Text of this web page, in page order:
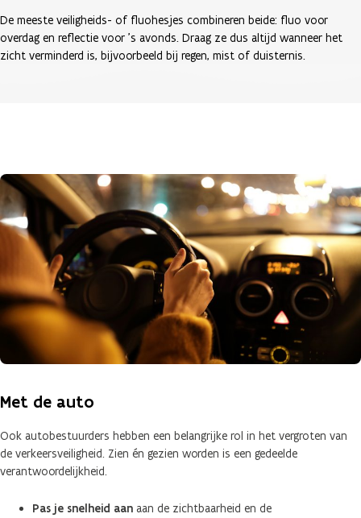
De meeste veiligheids- of fluohesjes combineren beide: fluo voor
overdag en reflectie voor ’s avonds. Draag ze dus altijd wanneer het
zicht verminderd is, bijvoorbeeld bij regen, mist of duisternis.
Met de auto
Ook autobestuurders hebben een belangrijke rol in het vergroten van
de verkeersveiligheid. Zien én gezien worden is een gedeelde
verantwoordelijkheid.
Pas je snelheid aan aan de zichtbaarheid en de